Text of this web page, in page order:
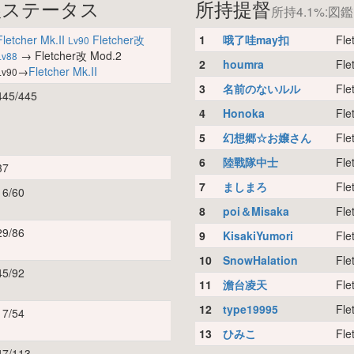
テータス
Mk.II Lv90 Fletcher改
→ Fletcher改 Mod.2
→Fletcher Mk.II
445
60
86
92
54
所持提督所持4.1%:図
1 哦了哇may扣
2
houmra
3
名前のないルル
4
Honoka
5
幻想郷☆お嬢さん
6
陸戰隊中士
7
ましまろ
8
poi＆Misaka
9
KisakiYumori
10
SnowHalation
11
澹台凌天
12
type19995
13
ひみこ